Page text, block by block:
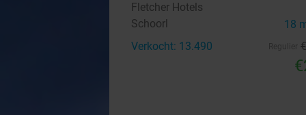
Fletcher Hotels
Schoorl
18
Verkocht: 13.490